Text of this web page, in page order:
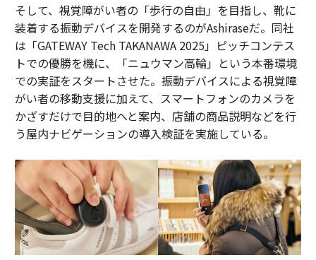
そして、視覚障がい者の「歩行の自由」を目指し、靴に
装着する振動デバイスを開発するのがAshiraseだ。同社
は「GATEWAY Tech TAKANAWA 2025」ピッチコンテス
トでの優勝を機に、「ニュウマン高輪」という本番環境
での実証をスタートさせた。振動デバイスによる視覚障
がい者の移動支援に加えて、スマートフォンのカメラを
かざすだけで目的地へと案内、店舗の商品説明などを行
う屋内ナビゲーションの導入検証を実施している。